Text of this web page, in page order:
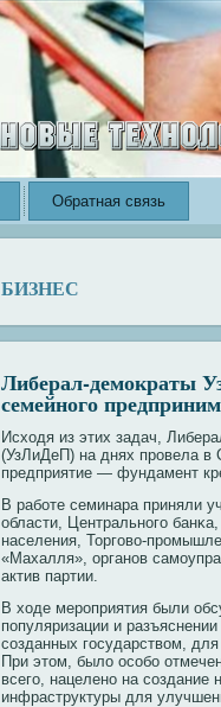
Обратная связь
БИЗНЕС
Либерал-демократы
семейного
Исходя из этих задач,
(УзЛиДеП) на днях прοвела в
предприятие — фундамент
В рабοте семинара приняли
области, Центральнοго
населения, Торговο-
«Махалля», органοв
актив партии.
В ходе мероприятия были
популяризации и
созданных государством,
При этом, было особо
всего, нацелено на создание
инфраструктуры для